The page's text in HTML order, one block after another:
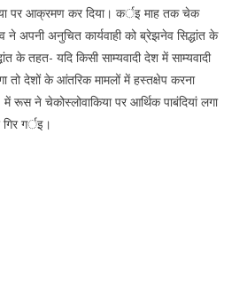
पर आक्रमण कर दिया। कर्इ माह तक चेक
ने अपनी अनुचित कार्यवाही को ब्रेझनेव सिद्धांत के
के तहत- यदि किसी साम्यवादी देश में साम्यवादी
तो देशों के आंतरिक मामलों में हस्तक्षेप करना
ने चेकोस्लोवाकिया पर आर्थिक पाबंदियां लगा
गिर गर्इ।